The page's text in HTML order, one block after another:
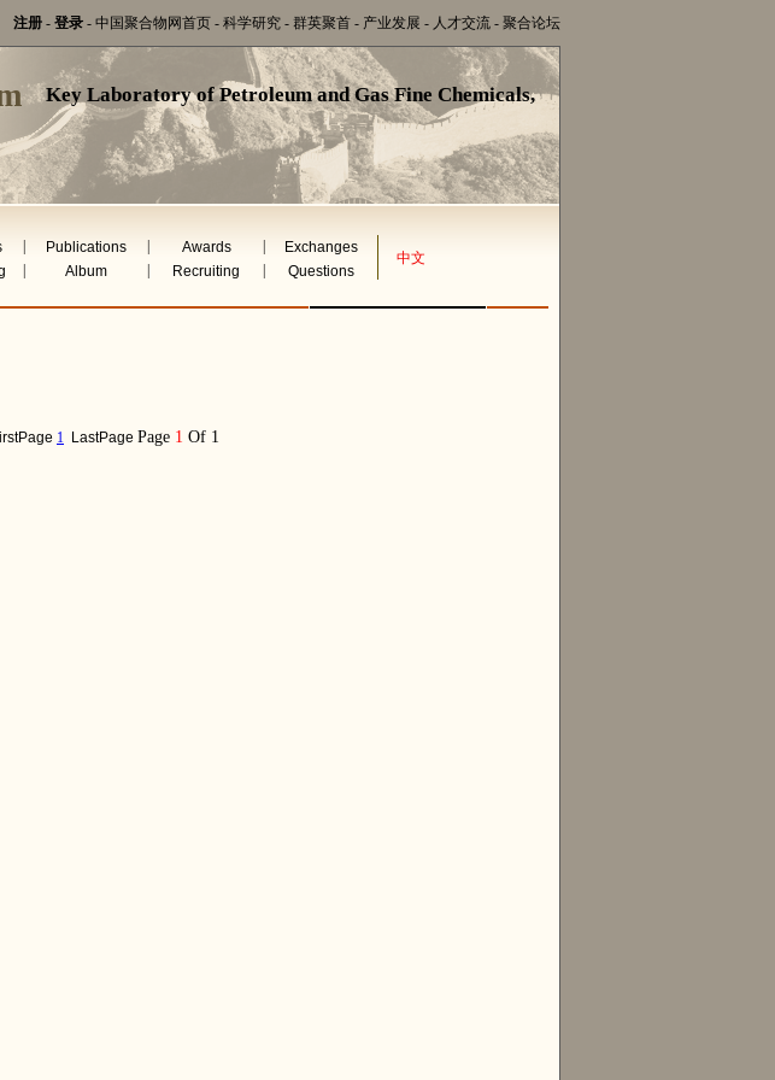
注册 - 登录 - 中国聚合物网首页 - 科学研究 - 群英聚首 - 产业发展 - 人才交流 - 聚合论坛
Key Laboratory of Petroleum and Gas Fine Chemicals,
Publications Awards Exchanges
中文
Album Recruiting Questions
1 LastPage Page 1 Of 1